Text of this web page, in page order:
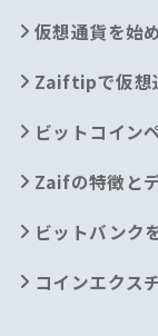
仮想通貨を始
Zaiftipで仮想
ビットコイン
Zaifの特徴と
ビットバンク
コインエクス